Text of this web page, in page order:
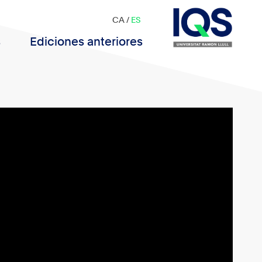
Ediciones anteriores
CA/ ES